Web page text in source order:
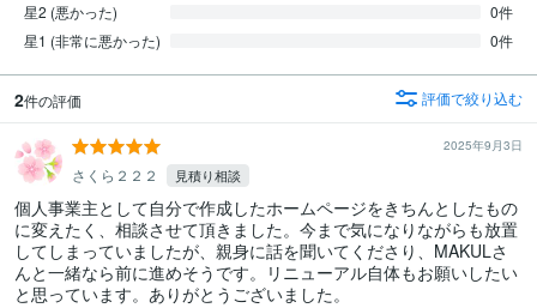
星2 (悪かった)
0件
星1 (非常に悪かった)
0件
2件の評価 評価で絞り込む
2025年9月3日
さくら２２２ 見積り相談
個人事業主として自分で作成したホームページをきちんとしたもの
に変えたく、相談させて頂きました。今まで気になりながらも放置
してしまっていましたが、親身に話を聞いてくださり、MAKULさ
んと一緒なら前に進めそうです。リニューアル自体もお願いしたい
と思っています。ありがとうございました。